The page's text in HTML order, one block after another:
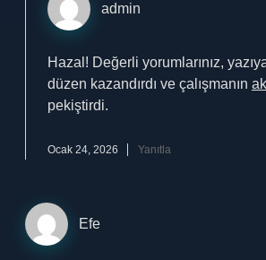
admin
Hazal! Değerli yorumlarınız,
düzen kazandırdı ve çalışmanın
pekiştirdi.
Ocak 24, 2026 Yanıtla
Efe